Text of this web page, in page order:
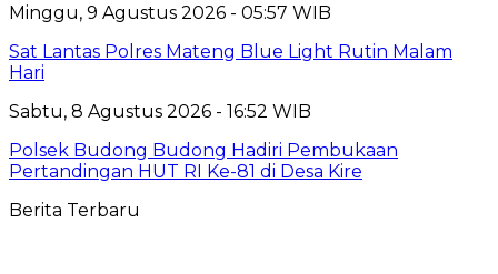
Minggu, 9 Agustus 2026 - 05:57 WIB
Sat Lantas Polres Mateng Blue Light Rutin Malam
Hari
Sabtu, 8 Agustus 2026 - 16:52 WIB
Polsek Budong Budong Hadiri Pembukaan
Pertandingan HUT RI Ke-81 di Desa Kire
Berita Terbaru